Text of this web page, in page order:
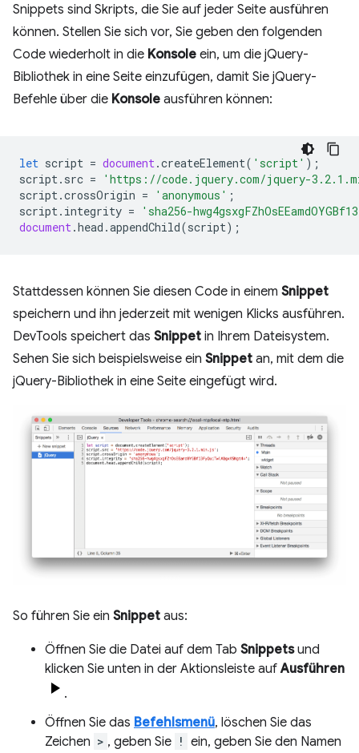
Snippets sind Skripts, die Sie auf jeder Seite ausführen
können. Stellen Sie sich vor, Sie geben den folgenden
Code wiederholt in die Konsole ein, um die jQuery-
Bibliothek in eine Seite einzufügen, damit Sie jQuery-
Befehle über die Konsole ausführen können:
let script = document.createElement( 'script' );
script. src =
'https://code.jquery.com/jquery-
script.crossOrigin = 'anonymous' ;
script. integrity =
'sha256-
document.head .appendChild(script);
Stattdessen können Sie diesen Code in einem Snippet
speichern und ihn jederzeit mit wenigen Klicks ausführen.
DevTools speichert das Snippet in Ihrem Dateisystem.
Sehen Sie sich beispielsweise ein Snippet an, mit dem die
jQuery-Bibliothek in eine Seite eingefügt wird.
So führen Sie ein Snippet aus:
Öffnen Sie die Datei auf dem Tab Snippetsund
klicken Sie unten in der Aktionsleiste aufAusführen
.
Öffnen Sie das Befehlsmenü, löschen Sie das
Zeichen > , geben Sie ! ein, geben Sie den Namen